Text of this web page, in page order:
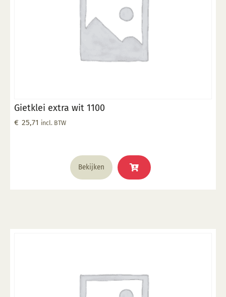
Gietklei extra wit 1100
€ 25,71 incl. BTW
Bekijken